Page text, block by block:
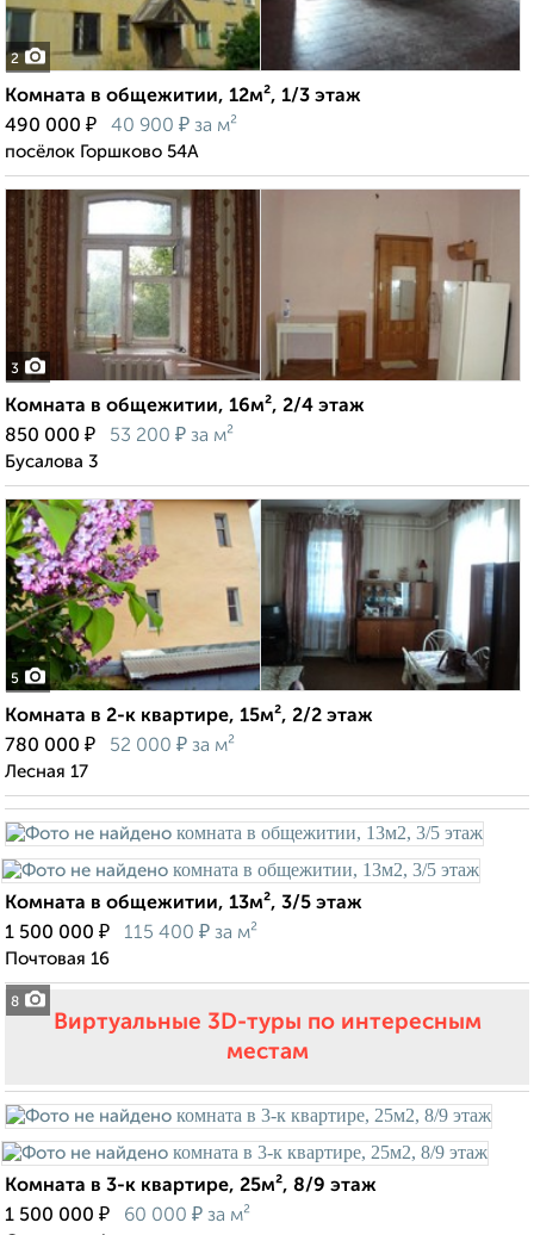
2
Комната в общежитии, 12м², 1/3 этаж
490 000 ₽ 40 900 ₽ за м²
посёлок Горшково 54А
3
Комната в общежитии, 16м², 2/4 этаж
850 000 ₽ 53 200 ₽ за м²
Бусалова 3
5
Комната в 2-к квартире, 15м², 2/2 этаж
780 000 ₽ 52 000 ₽ за м²
Лесная 17
8
Комната в общежитии, 13м², 3/5 этаж
1 500 000 ₽ 115 400 ₽ за м²
Почтовая 16
Виртуальные 3D-туры по интересным
местам
Комната в 3-к квартире, 25м², 8/9 этаж
1 500 000 ₽ 60 000 ₽ за м²